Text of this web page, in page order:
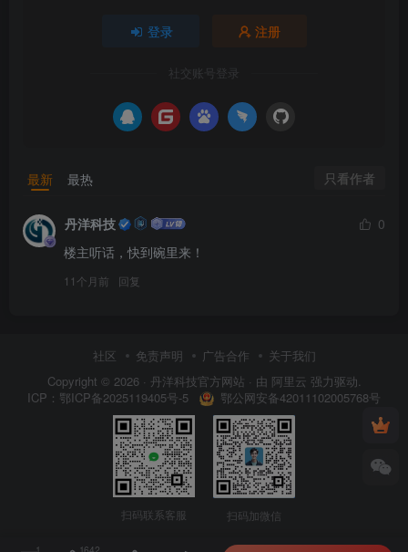
登录 注册
社交账号登录
最新 最热 只看作者
丹洋科技
0
楼主听话，快到碗里来！
11个月前 回复
社区 免责声明 广告合作
关于我们
Copyright © 2026 · 丹洋科技官方网站 · 由 阿里云 强力驱动.
ICP： 鄂ICP备2025119405号-5 鄂公网安备42011102005768号
扫码联系客服 扫码加微信